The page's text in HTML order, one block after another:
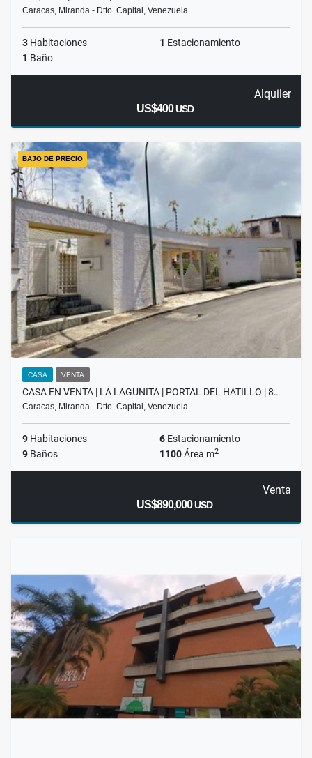
Caracas, Miranda - Dtto. Capital, Venezuela
3 Habitaciones 1 Estacionamiento
1 Baño
Alquiler
US$400USD
BAJO DE PRECIO
CASA VENTA
CASA EN VENTA | LA LAGUNITA | PORTAL DEL HATILLO | 8…
Caracas, Miranda - Dtto. Capital, Venezuela
9 Habitaciones 6 Estacionamiento
9 Baños 1100Área m2
Venta
US$890,000USD